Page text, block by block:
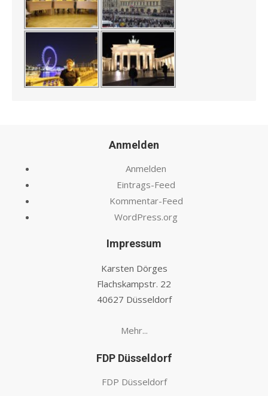
Anmelden
Anmelden
Eintrags-Feed
Kommentar-Feed
WordPress.org
Impressum
Karsten Dörges
Flachskampstr. 22
40627 Düsseldorf
Mehr...
FDP Düsseldorf
FDP Düsseldorf